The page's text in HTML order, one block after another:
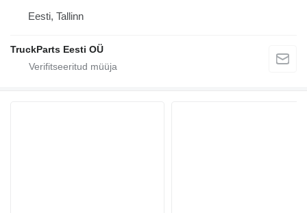
Eesti, Tallinn
TruckParts Eesti OÜ